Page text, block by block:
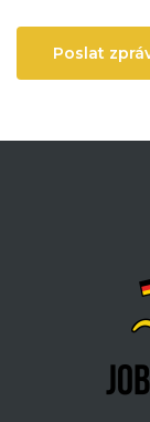
Poslat